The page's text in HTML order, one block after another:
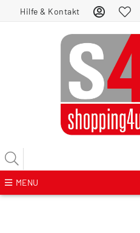
Hilfe & Kontakt
MENU